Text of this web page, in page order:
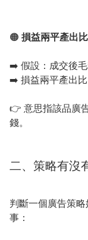
🟠 損益兩平產出
➡️ 假設：成交後
➡️ 損益兩平產出比
👉 意思指該品廣
錢。
二、策略有沒
判斷一個廣告策
事：